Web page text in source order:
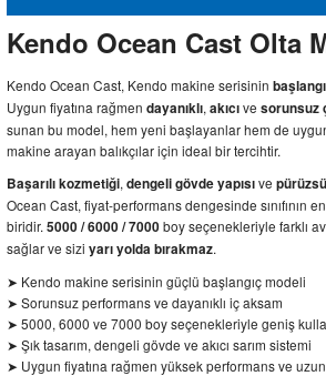
Kendo Ocean Cast Olta
Kendo Ocean Cast, Kendo makine serisinin
Uygun fiyatına rağmen dayanıklı, akıcıve sorunsuz
sunan bu model, hem yeni başlayanlar hem de
makine arayan balıkçılar için ideal bir tercihtir.
Başarılı kozmetiği, dengeli gövde yapısıve
Ocean Cast, fiyat-performans dengesinde sınıfının
biridir. 5000 / 6000 / 7000boy seçenekleriyle farklı
sağlar ve sizi yarı yolda bırakmaz.
➤ Kendo makine serisinin güçlü başlangıç modeli
➤ Sorunsuz performans ve dayanıklı iç aksam
➤ 5000, 6000 ve 7000 boy seçenekleriyle geniş
➤ Şık tasarım, dengeli gövde ve akıcı sarım sistemi
➤ Uygun fiyatına rağmen yüksek performans ve